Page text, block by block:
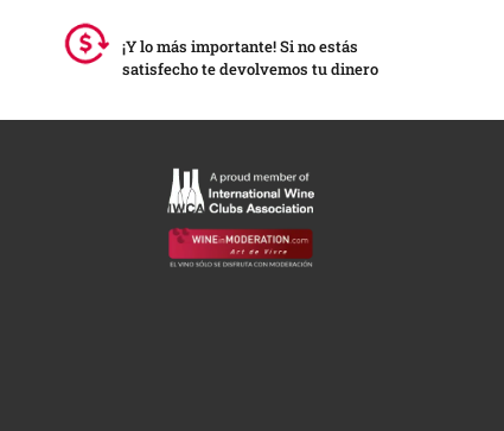
¡Y lo más importante! Si no estás
satisfecho te devolvemos tu dinero